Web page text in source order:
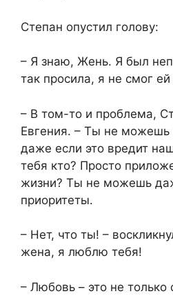
Степан опустил голову:
– Я знаю, Жень. Я был
так просила, я не смог ей
– В том-то и проблема,
Евгения. – Ты не можешь
даже если это вредит
тебя кто? Просто
жизни? Ты не можешь
приоритеты.
– Нет, что ты! –
жена, я люблю тебя!
– Любовь – это не только